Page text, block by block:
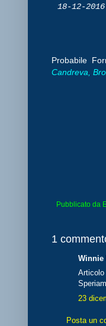
18-12-2016
Probabile
Candreva,
Pubblicato da
1
Winnie
23
Posta un